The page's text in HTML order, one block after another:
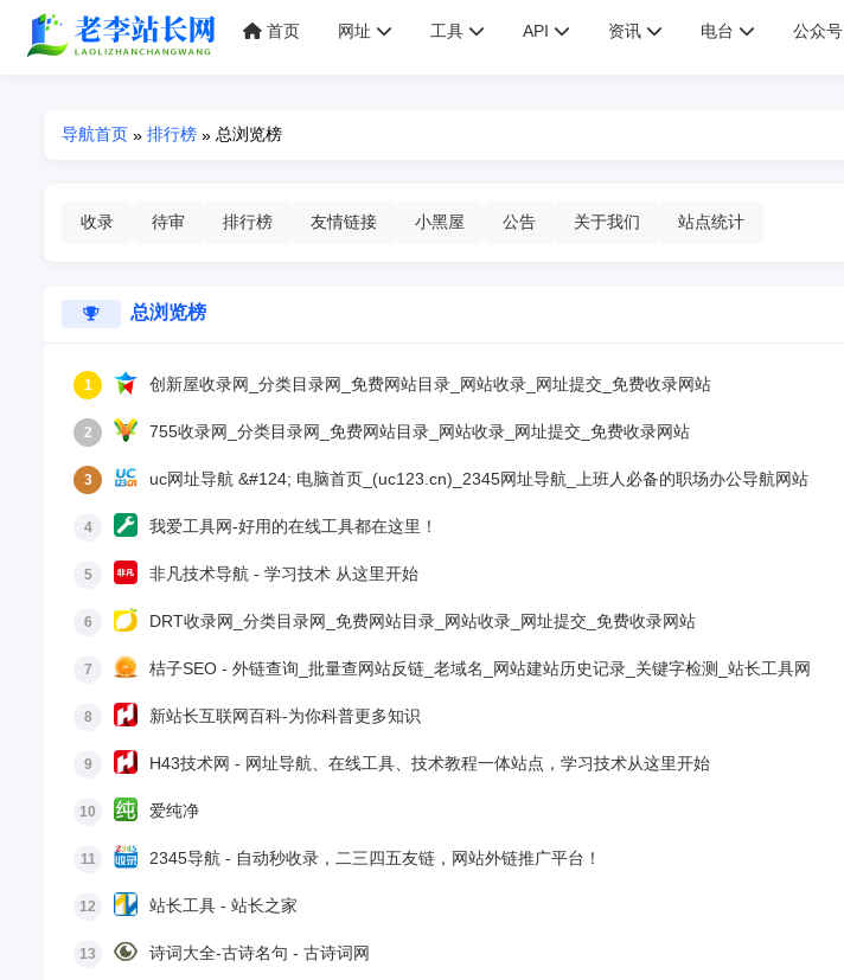
首页 网址 工具 API 资讯 电台 公众号
导航首页 » 排行榜 » 总浏览榜
收录 待审 排行榜 友情链接 小黑屋 公告 关于我们 站点统计
总浏览榜
1 创新屋收录网_分类目录网_免费网站目录_网站收录_网址提交_免费收录网站
2 755收录网_分类目录网_免费网站目录_网站收录_网址提交_免费收录网站
3 uc网址导航 &#124; 电脑首页_(uc123.cn)_2345网址导航_上班人必备的职场办公导航网站
4 我爱工具网-好用的在线工具都在这里！
5 非凡技术导航 - 学习技术 从这里开始
6 DRT收录网_分类目录网_免费网站目录_网站收录_网址提交_免费收录网站
7 桔子SEO - 外链查询_批量查网站反链_老域名_网站建站历史记录_关键字检测_站长工具网
8 新站长互联网百科-为你科普更多知识
9 H43技术网 - 网址导航、在线工具、技术教程一体站点，学习技术从这里开始
10 爱纯净
11 2345导航 - 自动秒收录，二三四五友链，网站外链推广平台！
12 站长工具 - 站长之家
13 诗词大全-古诗名句 - 古诗词网